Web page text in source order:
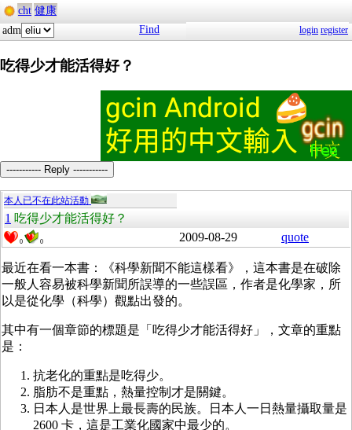
cht 健康
adm
Find login register
吃得少才能活得好？
----------- Reply -----------
本人已不在此站活動
1 吃得少才能活得好？
0 0 2009-08-29 quote
最近在看一本書：《科學新聞不能這樣看》，這本書是在破除
一般人容易被科學新聞所誤導的一些誤區，作者是化學家，所
以是從化學（科學）觀點出發的。
其中有一個章節的標題是「吃得少才能活得好」，文章的重點
是：
抗老化的重點是吃得少。
脂肪不是重點，熱量控制才是關鍵。
日本人是世界上最長壽的民族。日本人一日熱量攝取量是
2600 卡，這是工業化國家中最少的。